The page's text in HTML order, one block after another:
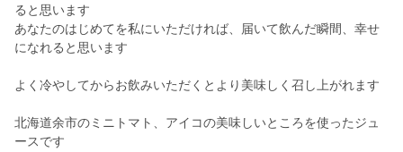
ると思います
あなたのはじめてを私にいただければ、届いて飲んだ瞬間、幸せ
になれると思います
よく冷やしてからお飲みいただくとより美味しく召し上がれます
北海道余市のミニトマト、アイコの美味しいところを使ったジュ
ースです